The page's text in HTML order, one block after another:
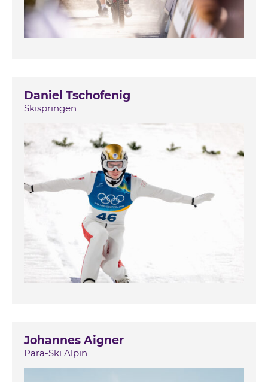
Daniel Tschofenig
Skispringen
Johannes Aigner
Para-Ski Alpin